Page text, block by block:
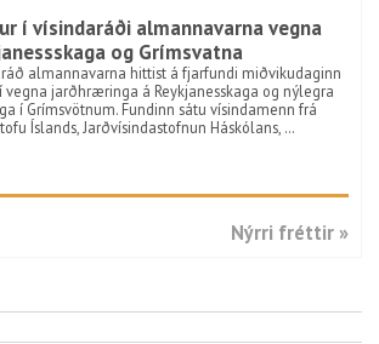
í vísindaráði almannavarna vegna
og Grímsvatna
almannavarna hittist á fjarfundi miðvikudaginn
vegna jarðhræringa á Reykjanesskaga og nýlegra
í Grímsvötnum. Fundinn sátu vísindamenn frá
Íslands, Jarðvísindastofnun Háskólans, …
Nýrri fréttir »